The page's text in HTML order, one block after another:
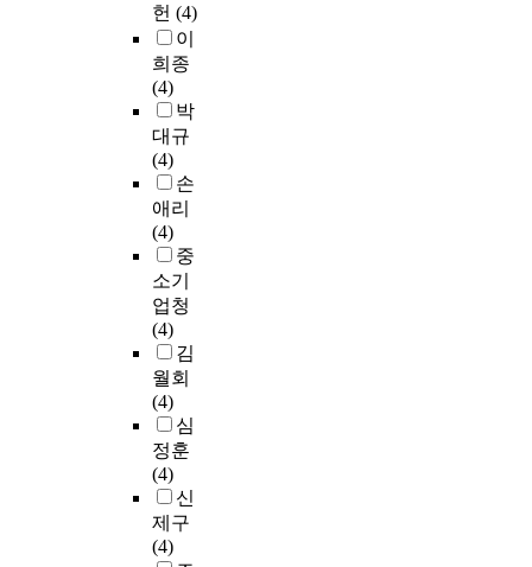
헌 (4)
이
희종
(4)
박
대규
(4)
손
애리
(4)
중
소기
업청
(4)
김
월회
(4)
심
정훈
(4)
신
제구
(4)